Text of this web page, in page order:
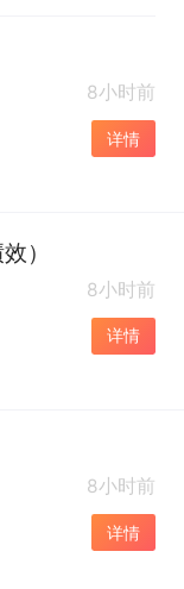
8小时前
详情
）
8小时前
详情
8小时前
详情